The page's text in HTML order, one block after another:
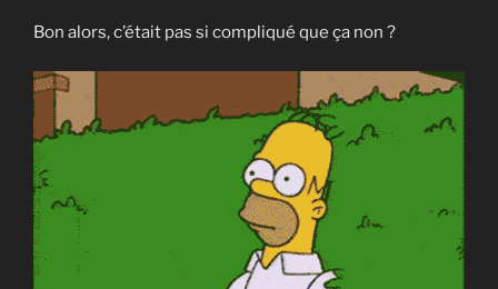
Bon alors, c’était pas si compliqué que ça non ?